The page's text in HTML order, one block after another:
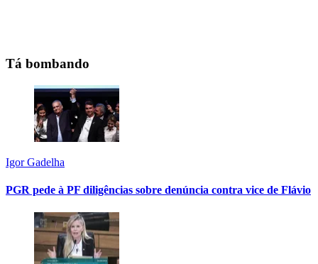
Tá bombando
Igor Gadelha
PGR pede à PF diligências sobre denúncia contra vice de Flávio